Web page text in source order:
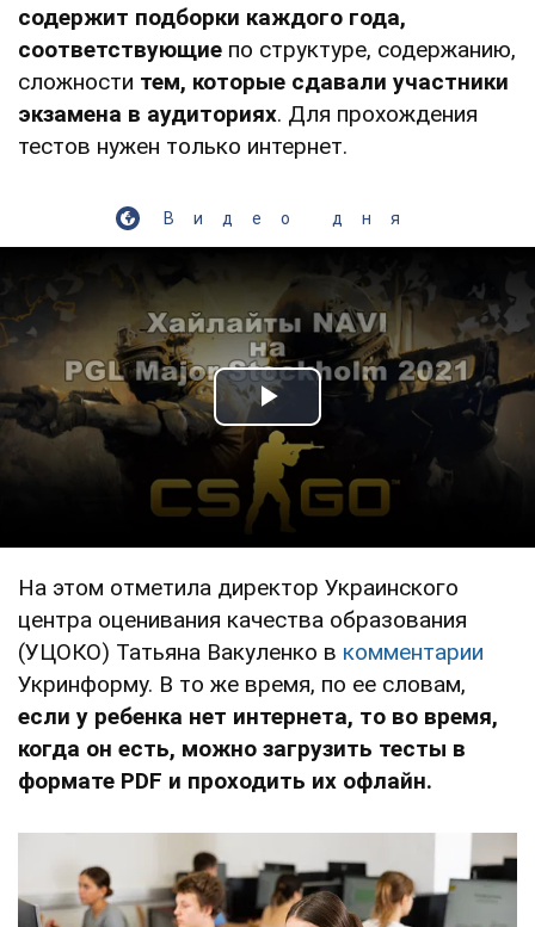
содержит подборки каждого года,
соответствующие по структуре, содержанию,
сложности тем, которые сдавали участники
экзамена в аудиториях. Для прохождения
тестов нужен только интернет.
Видео дня
Play Video
На этом отметила директор Украинского
центра оценивания качества образования
(УЦОКО) Татьяна Вакуленко в комментарии
Укринформу. В то же время, по ее словам,
если у ребенка нет интернета, то во время,
когда он есть, можно загрузить тесты в
формате PDF и проходить их офлайн.